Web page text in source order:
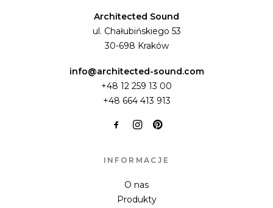
Architected Sound
ul. Chałubińskiego 53
30-698 Kraków
info@architected-sound.com
+48 12 259 13 00
+48 664 413 913
INFORMACJE
O nas
Produkty